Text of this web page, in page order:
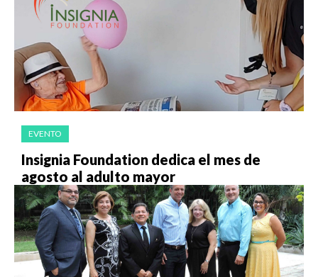
EVENTO
Insignia Foundation dedica el mes de
agosto al adulto mayor